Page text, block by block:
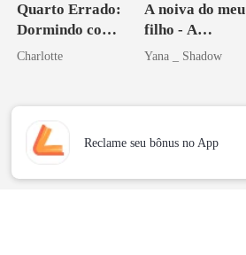
Quarto Errado:
Dormindo com
o Tio do Meu
Charlotte
A noiva do meu
filho - A
Redenção do
Yana _ Shadow
Reclame seu bônus no App